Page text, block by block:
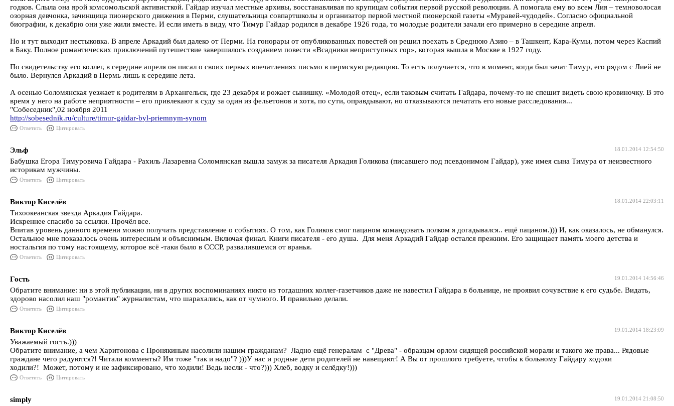
годков. Слыла она ярой комсомольской активисткой. Гайдар изучал местные архивы, восстанавливая по крупицам события первой русской революции. А помогала ему во всем Лия – темноволосая
озорная девчонка, зачинщица пионерского движения в Перми, слушательница совпартшколы и организатор первой местной пионерской газеты «Муравей-чудодей». Согласно официальной
биографии, к декабрю они уже жили вместе. И если иметь в виду, что Тимур Гайдар родился в декабре 1926 года, то молодые родители зачали его примерно в середине апреля.
Но и тут выходит нестыковка. В апреле Аркадий был далеко от Перми. На гонорары от опубликованных повестей он решил поехать в Среднюю Азию – в Ташкент, Кара-Кумы, потом через Каспий
в Баку. Полное романтических приключений путешествие завершилось созданием повести «Всадники неприступных гор», которая вышла в Москве в 1927 году.
По свидетельству его коллег, в середине апреля он писал о своих первых впечатлениях письмо в пермскую редакцию. То есть получается, что в момент, когда был зачат Тимур, его рядом с Лией не
было. Вернулся Аркадий в Пермь лишь к середине лета.
А осенью Соломянская уезжает к родителям в Архангельск, где 23 декабря и рожает сынишку. «Молодой отец», если таковым считать Гайдара, почему-то не спешит видеть свою кровиночку. В это
время у него на работе неприятности – его привлекают к суду за один из фельетонов и хотя, по сути, оправдывают, но отказываются печатать его новые расследования...
"Собеседник",02 ноября 2011
http://sobesednik.ru/culture/timur-gaidar-byl-priemnym-synom
Ответить Цитировать
18.01.2014 12:54:50
Эльф
Бабушка Егора Тимуровича Гайдара - Рахиль Лазаревна Соломянская вышла замуж за писателя Аркадия Голикова (писавшего под псевдонимом Гайдар), уже имея сына Тимура от неизвестного
историкам мужчины.
Ответить Цитировать
18.01.2014 22:03:11
Виктор Киселёв
Тихоокеанская звезда Аркадия Гайдара.
Искреннее спасибо за ссылки. Прочёл все.
Впитав уровень данного времени можно получать представление о событиях. О том, как Голиков смог пацаном командовать полком я догадывался.. ещё пацаном.))) И, как оказалось, не обманулся.
Остальное мне показалось очень интересным и объяснимым. Включая финал. Книги писателя - его душа. Для меня Аркадий Гайдар остался прежним. Его защищает память моего детства и
ностальгия по тому настоящему, которое всё -таки было в СССР, развалившемся от вранья.
Ответить Цитировать
19.01.2014 14:56:46
Гость
Обратите внимание: ни в этой публикации, ни в других воспоминаниях никто из тогдашних коллег-газетчиков даже не навестил Гайдара в больнице, не проявил сочувствие к его судьбе. Видать,
здорово насолил наш "романтик" журналистам, что шарахались, как от чумного. И правильно делали.
Ответить Цитировать
19.01.2014 18:23:09
Виктор Киселёв
Уважаемый гость.)))
Обратите внимание, а чем Харитонова с Пронякиным насолили нашим гражданам? Ладно ещё генералам с "Древа" - образцам орлом сидящей российской морали и такого же права... Рядовые
граждане чего радуются?! Читали комменты? Им тоже "так и надо"? )))У нас и родные дети родителей не навещают! А Вы от прошлого требуете, чтобы к больному Гайдару ходоки
ходили?! Может, потому и не зафиксировано, что ходили! Ведь несли - что?))) Хлеб, водку и селёдку!)))
Ответить Цитировать
19.01.2014 21:08:50
simply